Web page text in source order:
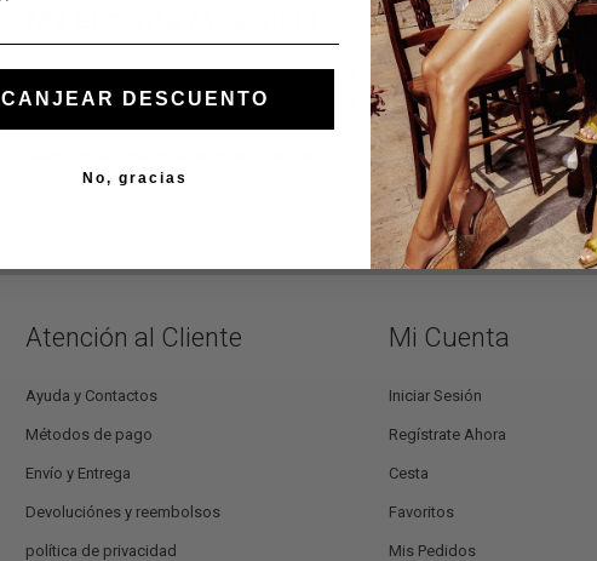
Creativa y con un toque de provocación, la línea de calzadoLove Moschinoes
como la resume el corazón que la distingue, es; diseñado para la mujer
pero por el contrario te diviertes, estás en el lugar indicado. Aquí en Guidi
Atención al Cliente
Ayuda y Contactos
Métodos de pago
Envío y Entrega
Devoluciónes y reembolsos
política de privacidad
Mi Cuenta
Iniciar Sesión
Regístrate Ahora
Cesta
Favoritos
Mis Pedidos
CANJEAR DESCUENTO
No, gracias